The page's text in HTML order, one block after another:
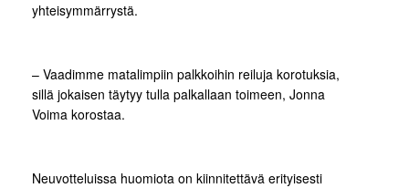
yhteisymmärrystä.
– Vaadimme matalimpiin palkkoihin reiluja korotuksia,
sillä jokaisen täytyy tulla palkallaan toimeen, Jonna
Voima korostaa.
Neuvotteluissa huomiota on kiinnitettävä erityisesti